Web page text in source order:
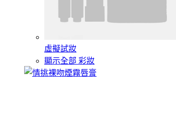
虛擬試妝
顯示全部 彩妝